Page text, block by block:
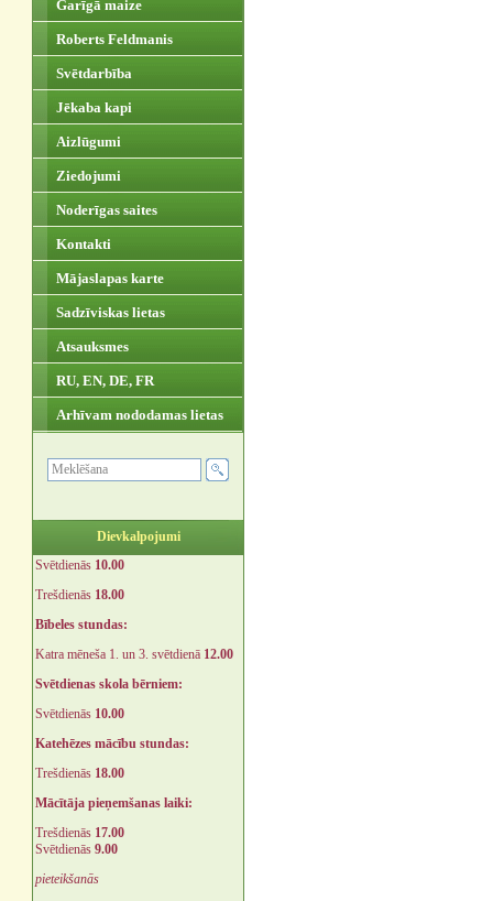
Garīgā maize
Roberts Feldmanis
Svētdarbība
Jēkaba kapi
Aizlūgumi
Ziedojumi
Noderīgas saites
Kontakti
Mājaslapas karte
Sadzīviskas lietas
Atsauksmes
RU, EN, DE, FR
Arhīvam nododamas lietas
Dievkalpojumi
Svētdienās 10.00
Trešdienās 18.00
Bībeles stundas:
Katra mēneša 1. un 3. svētdienā 12.00
Svētdienas skola bērniem:
Svētdienās 10.00
Katehēzes mācību stundas:
Trešdienās 18.00
Mācītāja pieņemšanas laiki:
Trešdienās 17.00
Svētdienās 9.00
pieteikšanās